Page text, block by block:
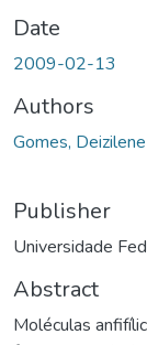
Date
2009-02-13
Authors
Gomes,
Publisher
Universidade
Abstract
Moléculas